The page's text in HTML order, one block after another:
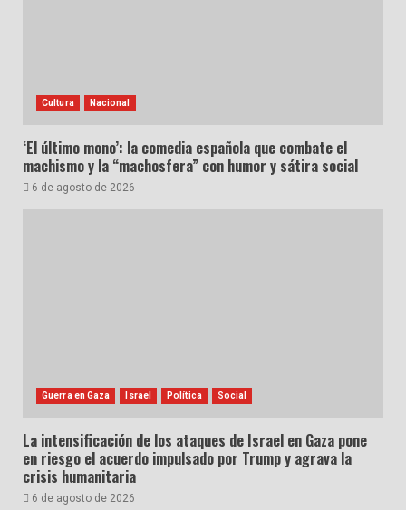
Cultura Nacional
‘El último mono’: la comedia española que combate el
machismo y la “machosfera” con humor y sátira social
6 de agosto de 2026
Guerra en Gaza Israel Política Social
La intensificación de los ataques de Israel en Gaza pone
en riesgo el acuerdo impulsado por Trump y agrava la
crisis humanitaria
6 de agosto de 2026